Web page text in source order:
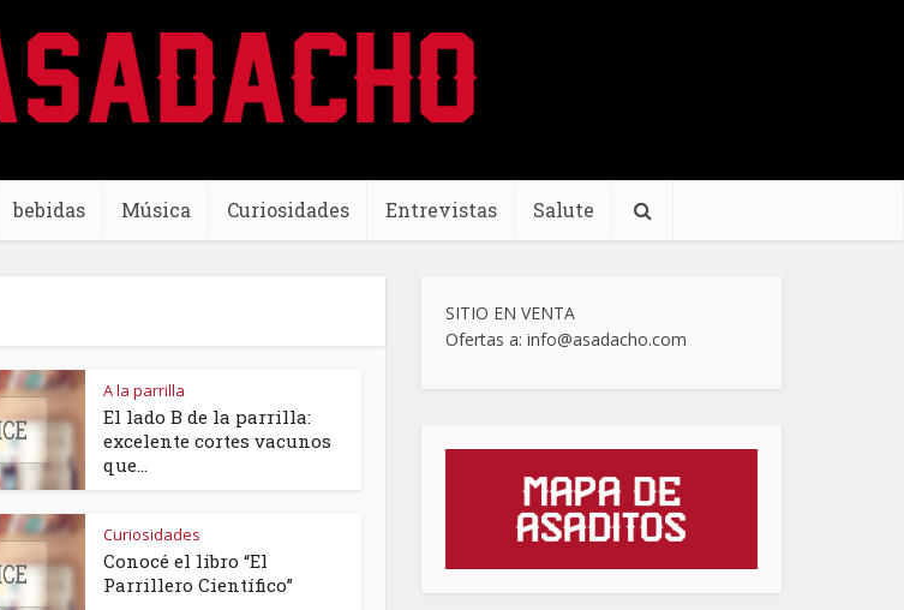
bebidas Música Curiosidades Entrevistas Salute
A la parrilla
El lado B de la parrilla:
excelente cortes vacunos
que...
Curiosidades
Conocé el libro “El
Parrillero Científico”
SITIO EN VENTA
Ofertas a: info@asadacho.com